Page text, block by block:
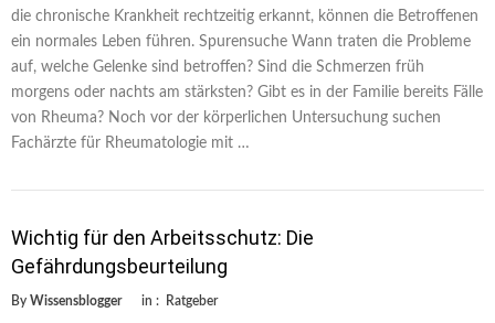
die chronische Krankheit rechtzeitig erkannt, können die Betroffenen
ein normales Leben führen. Spurensuche Wann traten die Probleme
auf, welche Gelenke sind betroffen? Sind die Schmerzen früh
morgens oder nachts am stärksten? Gibt es in der Familie bereits Fälle
von Rheuma? Noch vor der körperlichen Untersuchung suchen
Fachärzte für Rheumatologie mit …
Wichtig für den Arbeitsschutz: Die
Gefährdungsbeurteilung
By Wissensblogger in : Ratgeber